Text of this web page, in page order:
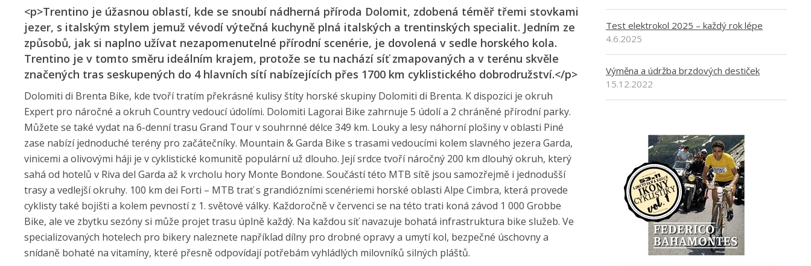
<p>Trentino je úžasnou oblastí, kde se snoubí nádherná příroda Dolomit, zdobená téměř třemi stovkami
jezer, s italským stylem jemuž vévodí výtečná kuchyně plná italských a trentinských specialit. Jedním ze
způsobů, jak si naplno užívat nezapomenutelné přírodní scenérie, je dovolená v sedle horského kola.
Trentino je v tomto směru ideálním krajem, protože se tu nachází síť zmapovaných a v terénu skvěle
značených tras seskupených do 4 hlavních sítí nabízejících přes 1700 km cyklistického dobrodružství.</p>
Dolomiti di Brenta Bike, kde tvoří tratím překrásné kulisy štíty horské skupiny Dolomiti di Brenta. K dispozici je okruh
Expert pro náročné a okruh Country vedoucí údolími. Dolomiti Lagorai Bike zahrnuje 5 údolí a 2 chráněné přírodní parky.
Můžete se také vydat na 6-denní trasu Grand Tour v souhrnné délce 349 km. Louky a lesy náhorní plošiny v oblasti Piné
zase nabízí jednoduché terény pro začátečníky. Mountain & Garda Bike s trasami vedoucími kolem slavného jezera Garda,
vinicemi a olivovými háji je v cyklistické komunitě populární už dlouho. Její srdce tvoří náročný 200 km dlouhý okruh, který
sahá od hotelů v Riva del Garda až k vrcholu hory Monte Bondone. Součástí této MTB sítě jsou samozřejmě i jednodušší
trasy a vedlejší okruhy. 100 km dei Forti – MTB trať s grandiózními scenériemi horské oblasti Alpe Cimbra, která provede
cyklisty také bojišti a kolem pevností z 1. světové války. Každoročně v červenci se na této trati koná závod 1 000 Grobbe
Bike, ale ve zbytku sezóny si může projet trasu úplně každý. Na každou síť navazuje bohatá infrastruktura bike služeb. Ve
specializovaných hotelech pro bikery naleznete například dílny pro drobné opravy a umytí kol, bezpečné úschovny a
snídaně bohaté na vitamíny, které přesně odpovídají potřebám vyhládlých milovníků silných pláštů.
Test elektrokol 2025 – každý rok lépe
4.6.2025
Výměna a údržba brzdových destiček
15.12.2022